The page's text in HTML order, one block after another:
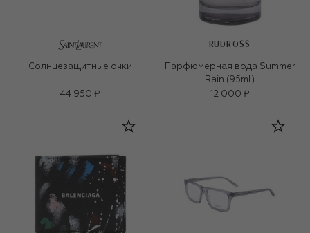
Солнцезащитные очки
44 950 ₽
RUDROSS
Парфюмерная вода Summer
Rain (95ml)
12 000 ₽